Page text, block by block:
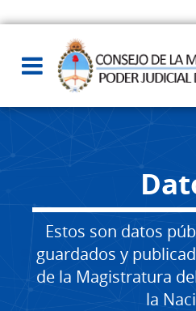
Estos son datos
guardados y
de la Magistratura
la